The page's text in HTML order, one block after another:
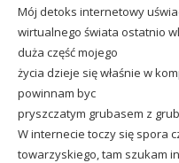
Mój detoks internetowy
wirtualnego świata ostatnio
duża część mojego
życia dzieje się właśnie w
powinnam byc
pryszczatym grubasem z
W internecie toczy się spora
towarzyskiego, tam szukam